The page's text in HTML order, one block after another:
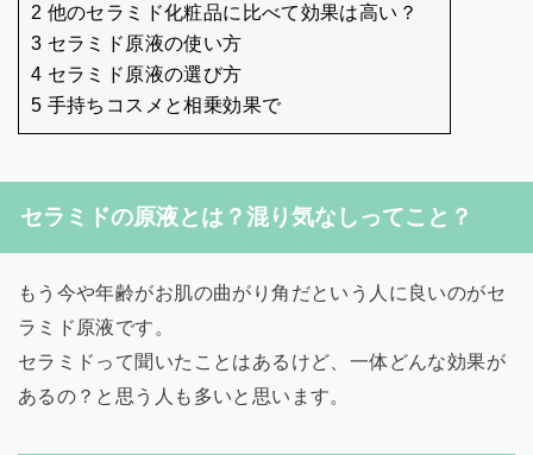
2 他のセラミド化粧品に比べて効果は高い？
3 セラミド原液の使い方
4 セラミド原液の選び方
5 手持ちコスメと相乗効果で
セラミドの原液とは？混り気なしってこと？
もう今や年齢がお肌の曲がり角だという人に良いのがセ
ラミド原液です。
セラミドって聞いたことはあるけど、一体どんな効果が
あるの？と思う人も多いと思います。